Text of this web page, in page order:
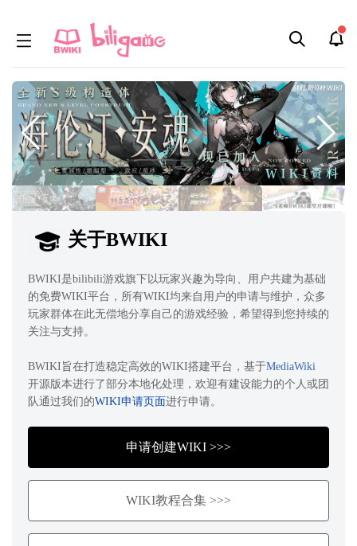
跳
到
导
航
跳
到
搜
索
关于BWIKI
BWIKI是bilibili游戏旗下以玩家兴趣为导向、用户共建为基础
的免费WIKI平台，所有WIKI均来自用户的申请与维护，众多
玩家群体在此无偿地分享自己的游戏经验，希望得到您持续的
关注与支持。
BWIKI旨在打造稳定高效的WIKI搭建平台，基于MediaWiki
开源版本进行了部分本地化处理，欢迎有建设能力的个人或团
队通过我们的WIKI申请页面进行申请。
申请创建WIKI >>>
WIKI教程合集 >>>